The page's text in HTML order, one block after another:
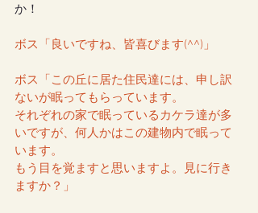
か！
ボス「良いですね、皆喜びます(^^)」
ボス「この丘に居た住民達には、申し訳
ないが眠ってもらっています。
それぞれの家で眠っているカケラ達が多
いですが、何人かはこの建物内で眠って
います。
もう目を覚ますと思いますよ。見に行き
ますか？」